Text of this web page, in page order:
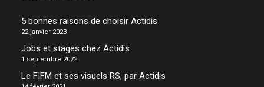
5 bonnes raisons de choisir Actidis
22 janvier 2023
Jobs et stages chez Actidis
1 septembre 2022
Le FIFM et ses visuels RS, par Actidis